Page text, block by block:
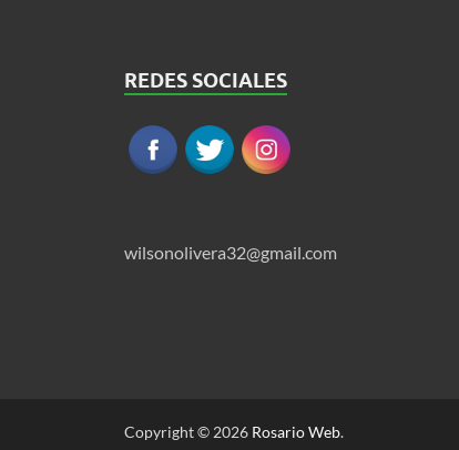
REDES SOCIALES
wilsonolivera32@gmail.com
Copyright © 2026 Rosario Web.